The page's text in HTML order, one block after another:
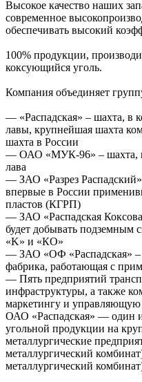
Высокое качество наших
современное
обеспечивать высокий
100% продукции,
коксующийся уголь.
Компания объединяет
— «Распадская» – шахта, в
лавы, крупнейшая шахта
шахта в России
— ОАО «МУК-96» – шахта, в
лава
— ЗАО «Разрез
впервые в России
пластов (КГРП)
— ЗАО «Распадская
будет добывать подземным
«K» и «КО»
— ЗАО «ОФ «Распадская» –
фабрика, работающая с
— Пять предприятий
инфраструктуры, а также
маркетингу и
ОАО «Распадская» — один
угольной продукции на
металлургические
металлургический
металлургический